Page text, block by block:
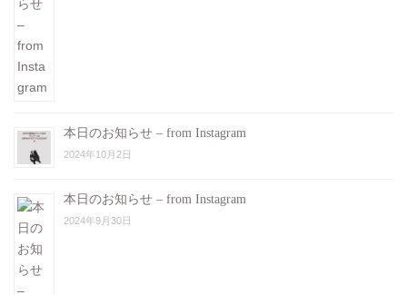
本日のお知らせ – from Instagram
2024年10月2日
本日のお知らせ – from Instagram
2024年9月30日